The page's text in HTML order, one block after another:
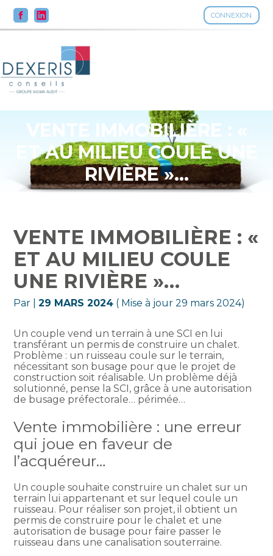
CONNEXION
Aller
au
contenu
VENTE IMMOBILIÈRE : «
ET AU MILIEU COULE UNE
RIVIÈRE »…
VENTE IMMOBILIÈRE : «
ET AU MILIEU COULE
UNE RIVIÈRE »…
Par |29 MARS 2024 ( Mise à jour 29 mars 2024)
Un couple vend un terrain à une SCI en lui
transférant un permis de construire un chalet.
Problème : un ruisseau coule sur le terrain,
nécessitant son busage pour que le projet de
construction soit réalisable. Un problème déjà
solutionné, pense la SCI, grâce à une autorisation
de busage préfectorale… périmée…
Vente immobilière : une erreur
qui joue en faveur de
l’acquéreur…
Un couple souhaite construire un chalet sur un
terrain lui appartenant et sur lequel coule un
ruisseau. Pour réaliser son projet, il obtient un
permis de construire pour le chalet et une
autorisation de busage pour faire passer le
ruisseau dans une canalisation souterraine.